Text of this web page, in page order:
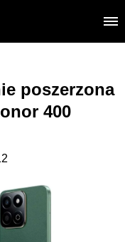
poszerzona
400